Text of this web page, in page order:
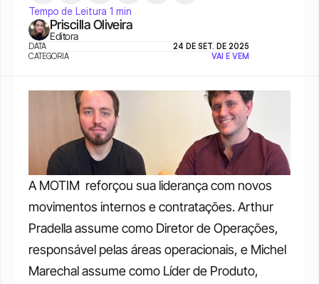
Tempo de Leitura 1 min
Priscilla Oliveira
Editora
DATA
24 DE SET. DE 2025
CATEGORIA
VAI E VEM
A MOTIM  reforçou sua liderança com novos
movimentos internos e contratações. Arthur
Pradella assume como Diretor de Operações,
responsável pelas áreas operacionais, e Michel
Marechal assume como Líder de Produto,